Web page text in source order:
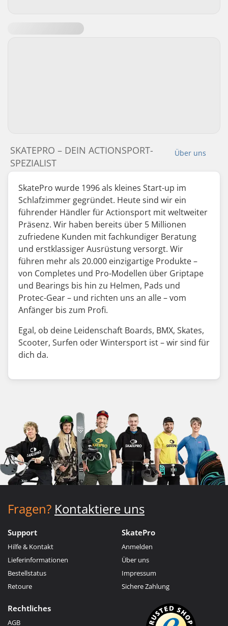
Über uns
SKATEPRO – DEIN ACTIONSPORT-
SPEZIALIST
SkatePro wurde 1996 als kleines Start-up im
Schlafzimmer gegründet. Heute sind wir ein
führender Händler für Actionsport mit weltweiter
Präsenz. Wir haben bereits über 5 Millionen
zufriedene Kunden mit fachkundiger Beratung
und erstklassiger Ausrüstung versorgt. Wir
führen mehr als 20.000 einzigartige Produkte –
von Completes und Pro-Modellen über Griptape
und Bearings bis hin zu Helmen, Pads und
Protec-Gear – und richten uns an alle – vom
Anfänger bis zum Profi.
Egal, ob deine Leidenschaft Boards, BMX, Skates,
Scooter, Surfen oder Wintersport ist – wir sind für
dich da.
Fragen? Kontaktiere uns
Support
Hilfe & Kontakt
Lieferinformationen
Bestellstatus
Retoure
SkatePro
Anmelden
Über uns
Impressum
Sichere Zahlung
Rechtliches
AGB